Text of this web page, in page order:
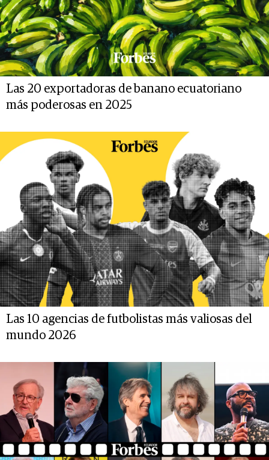
Las 20 exportadoras de banano ecuatoriano
más poderosas en 2025
Las 10 agencias de futbolistas más valiosas del
mundo 2026